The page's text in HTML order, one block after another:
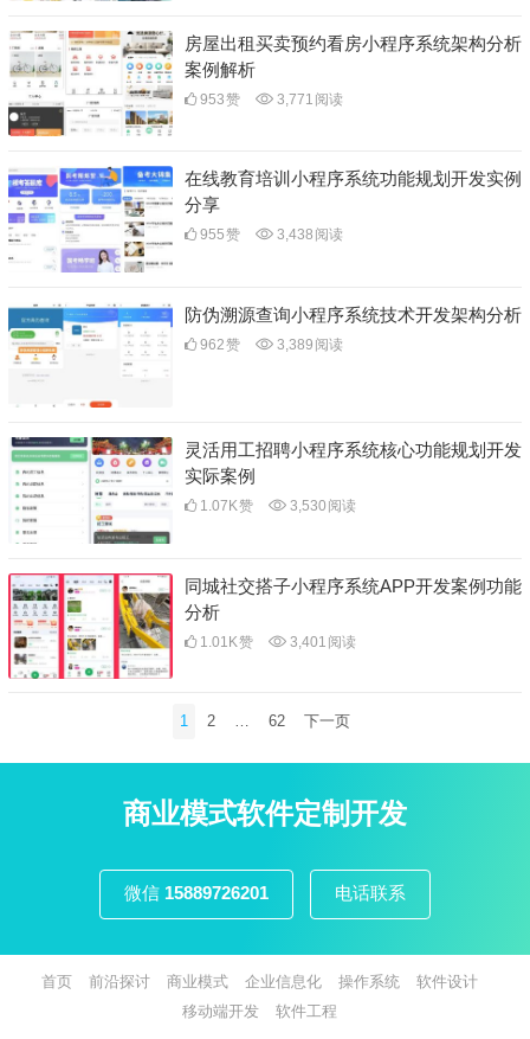
房屋出租买卖预约看房小程序系统架构分析
案例解析
953赞 3,771 阅读
在线教育培训小程序系统功能规划开发实例
分享
955赞 3,438 阅读
防伪溯源查询小程序系统技术开发架构分析
962赞 3,389 阅读
灵活用工招聘小程序系统核心功能规划开发
实际案例
1.07K赞 3,530 阅读
同城社交搭子小程序系统APP开发案例功能
分析
1.01K赞 3,401 阅读
分
1 2 62 下一页
商业模式软件定制开发
微信 15889726201 电话联系
首页 前沿探讨 商业模式 企业信息化 操作系统
软件设计
移动端开发
软件工程